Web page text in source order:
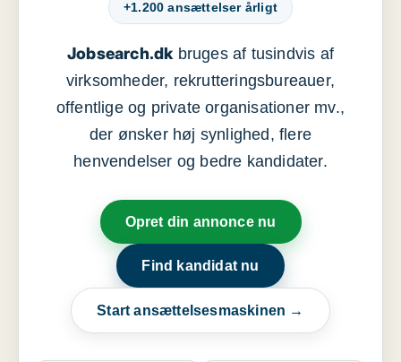
+1.200 ansættelser årligt
Jobsearch.dkbruges af tusindvis af
virksomheder, rekrutteringsbureauer,
offentlige og private organisationer mv.,
der ønsker høj synlighed, flere
henvendelser og bedre kandidater.
Opret din annonce nu
Find kandidat nu
Start ansættelsesmaskinen →